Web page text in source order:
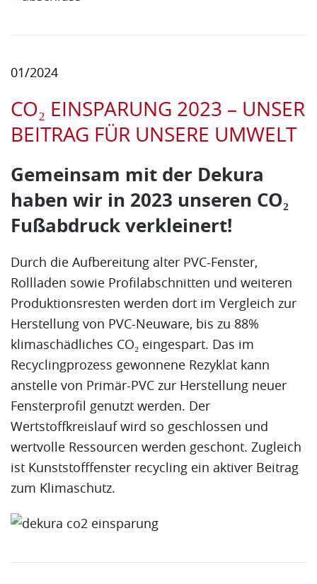
01/2024
CO₂ EINSPARUNG 2023 – UNSER
BEITRAG FÜR UNSERE UMWELT
Gemeinsam mit der Dekura
haben wir in 2023 unseren CO₂
Fußabdruck verkleinert!
Durch die Aufbereitung alter PVC-Fenster,
Rollladen sowie Profilabschnitten und weiteren
Produktionsresten werden dort im Vergleich zur
Herstellung von PVC-Neuware, bis zu 88%
klimaschädliches CO₂ eingespart. Das im
Recyclingprozess gewonnene Rezyklat kann
anstelle von Primär-PVC zur Herstellung neuer
Fensterprofil genutzt werden. Der
Wertstoffkreislauf wird so geschlossen und
wertvolle Ressourcen werden geschont. Zugleich
ist Kunststofffenster recycling ein aktiver Beitrag
zum Klimaschutz.